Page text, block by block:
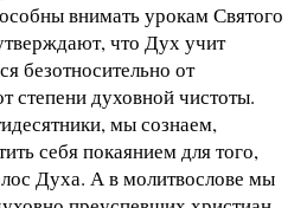
внимать урокам Святого
что Дух учит
безотносительно от
степени духовной чистоты.
мы сознаем,
себя покаянием для того,
Духа. А в молитвослове мы